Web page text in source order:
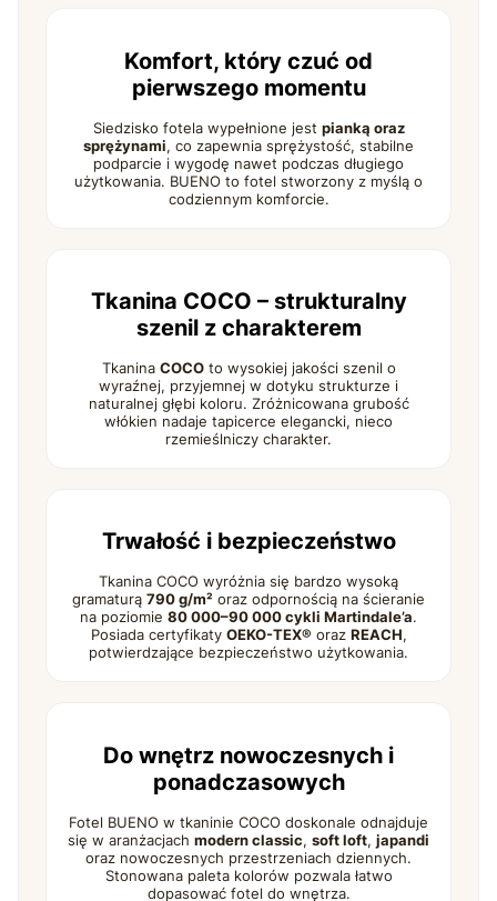
Komfort, który czuć od
pierwszego momentu
Siedzisko fotela wypełnione jest pianką oraz
sprężynami, co zapewnia sprężystość, stabilne
podparcie i wygodę nawet podczas długiego
użytkowania. BUENO to fotel stworzony z myślą o
codziennym komforcie.
Tkanina COCO – strukturalny
szenil z charakterem
Tkanina COCOto wysokiej jakości szenil o
wyraźnej, przyjemnej w dotyku strukturze i
naturalnej głębi koloru. Zróżnicowana grubość
włókien nadaje tapicerce elegancki, nieco
rzemieślniczy charakter.
Trwałość i bezpieczeństwo
Tkanina COCO wyróżnia się bardzo wysoką
gramaturą 790 g/m² oraz odpornością na ścieranie
na poziomie 80 000–90 000 cykli Martindale’a.
Posiada certyfikaty OEKO-TEX® oraz REACH,
potwierdzające bezpieczeństwo użytkowania.
Do wnętrz nowoczesnych i
ponadczasowych
Fotel BUENO w tkaninie COCO doskonale odnajduje
się w aranżacjach modern classic, soft loft, japandi
oraz nowoczesnych przestrzeniach dziennych.
Stonowana paleta kolorów pozwala łatwo
dopasować fotel do wnętrza.